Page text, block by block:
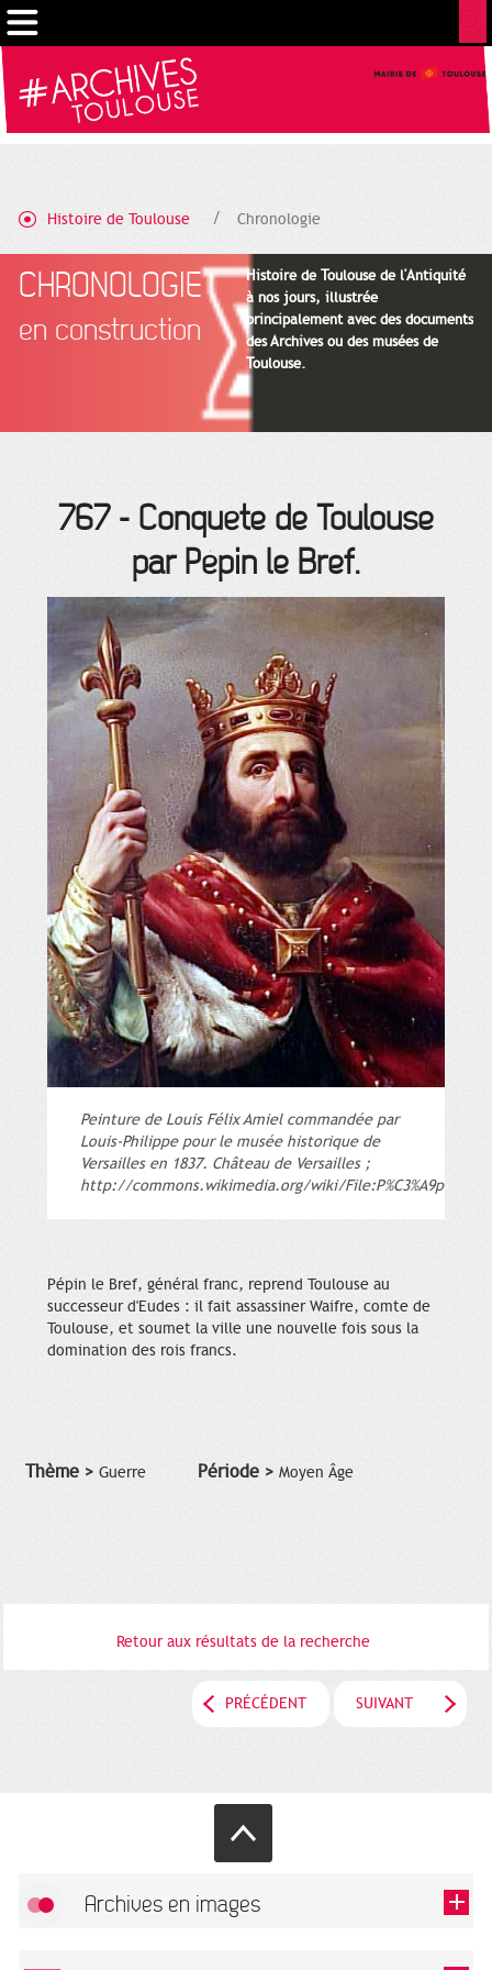
Histoire de Toulouse Chronologie
CHRONOLOGIE
en construction
Histoire de Toulouse de l'Antiquité
à nos jours, illustrée
principalement avec des documents
des Archives ou des musées de
Toulouse.
767- Conquête de Toulouse
par Pépin le Bref.
Peinture de Louis Félix Amiel commandée par
Louis-Philippe pour le musée historique de
Versailles en 1837. Château de Versailles ;
http://commons.wikimedia.org/wiki/
Pépin le Bref, général franc, reprend Toulouse au
successeur d'Eudes : il fait assassiner Waifre, comte de
Toulouse, et soumet la ville une nouvelle fois sous la
domination des rois francs.
Thème > Guerre Période > Moyen Âge
Retour aux résultats de la recherche
PRÉCÉDENT SUIVANT
Archives en images
Gestion de vos préférences sur les cookies